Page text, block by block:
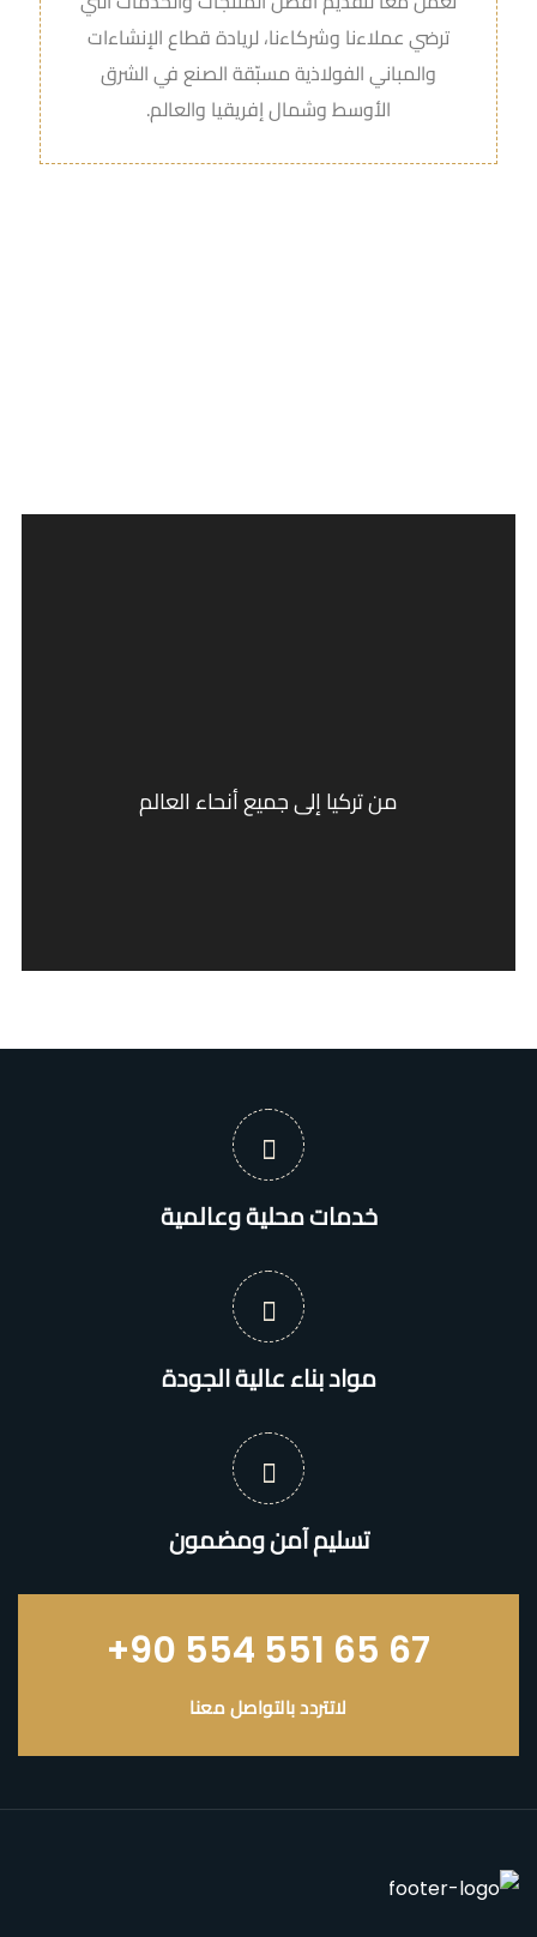
ترضي عملاءنا وشركاءنا، لريادة قطاع الإنشاءات
والمباني الفولاذية مسبّقة الصنع في الشرق
الأوسط وشمال إفريقيا والعالم.
من تركيا إلى جميع أنحاء العالم
خدمات محلية وعالمية
مواد بناء عالية الجودة
تسليم آمن ومضمون
+90 554 551 65 67
لاتتردد بالتواصل معنا